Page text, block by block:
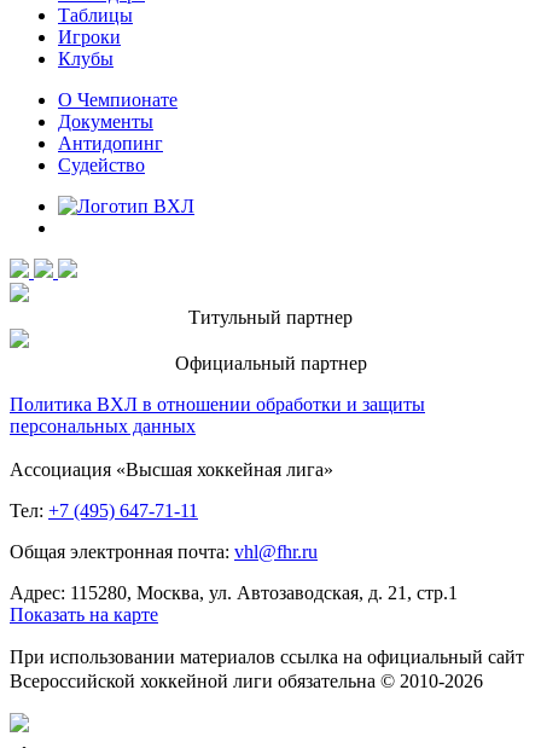
Таблицы
Игроки
Клубы
О Чемпионате
Документы
Антидопинг
Судейство
Титульный партнер
Официальный партнер
Политика ВХЛ в отношении обработки и защиты
персональных данных
Ассоциация «Высшая хоккейная лига»
Тел: +7 (495) 647-71-11
Общая электронная почта: vhl@fhr.ru
Адрес: 115280, Москва, ул. Автозаводская, д. 21, стр.1
Показать на карте
При использовании материалов ссылка на официальный сайт
Всероссийской хоккейной лиги обязательна © 2010-2026